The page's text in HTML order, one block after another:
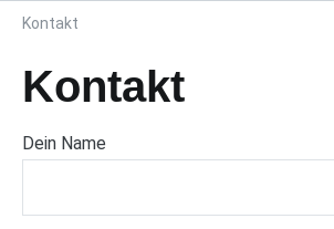
Kontakt
Kontakt
Dein Name